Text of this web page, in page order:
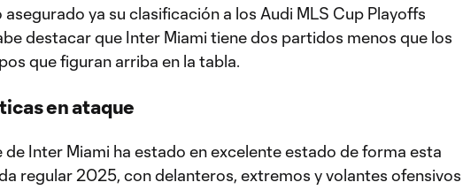
asegurado ya su clasificación a los Audi MLS Cup Playoffs
destacar que Inter Miami tiene dos partidos menos que los
que figuran arriba en la tabla.
en ataque
de Inter Miami ha estado en excelente estado de forma esta
regular 2025, con delanteros, extremos y volantes ofensivos